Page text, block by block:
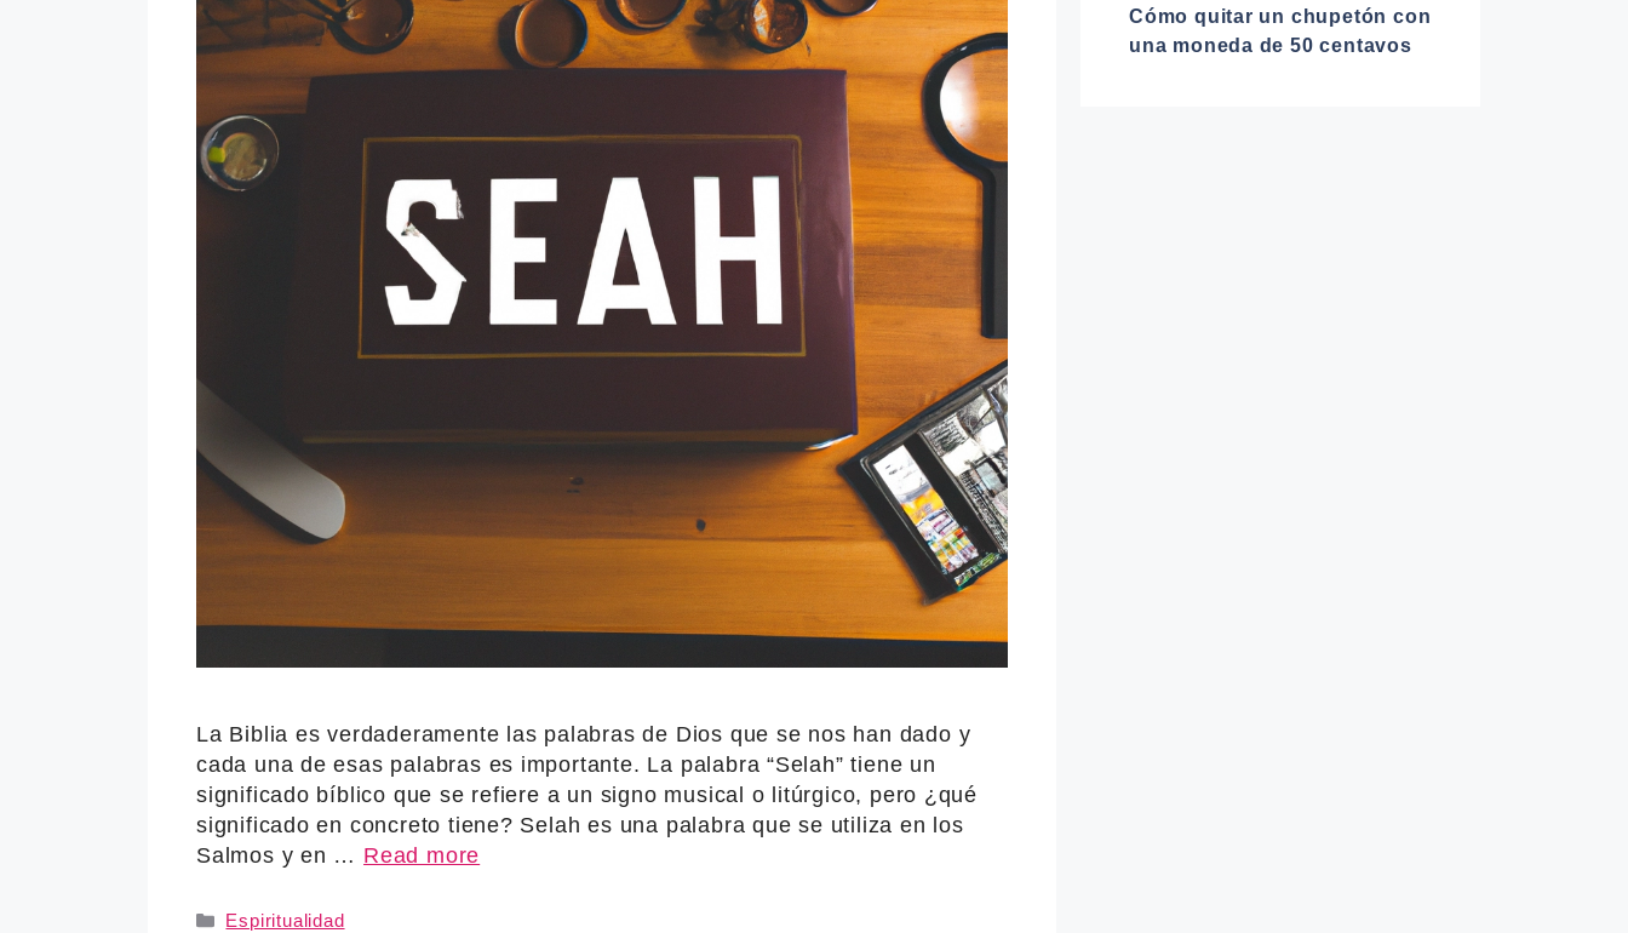
La Biblia es verdaderamente las palabras de Dios que se nos han dado y
cada una de esas palabras es importante. La palabra “Selah” tiene un
significado bíblico que se refiere a un signo musical o litúrgico, pero ¿qué
significado en concreto tiene? Selah es una palabra que se utiliza en los
Salmos y en … Read more
Categories
Espiritualidad
Cómo quitar un chupetón con
una moneda de 50 centavos